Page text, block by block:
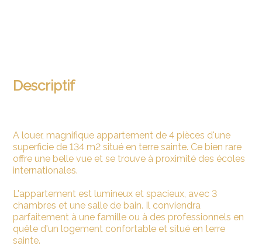
Descriptif
A louer, magnifique appartement de 4 pièces d'une
superficie de 134 m2 situé en terre sainte. Ce bien rare
offre une belle vue et se trouve à proximité des écoles
internationales.
L'appartement est lumineux et spacieux, avec 3
chambres et une salle de bain. Il conviendra
parfaitement à une famille ou à des professionnels en
quête d'un logement confortable et situé en terre
sainte.